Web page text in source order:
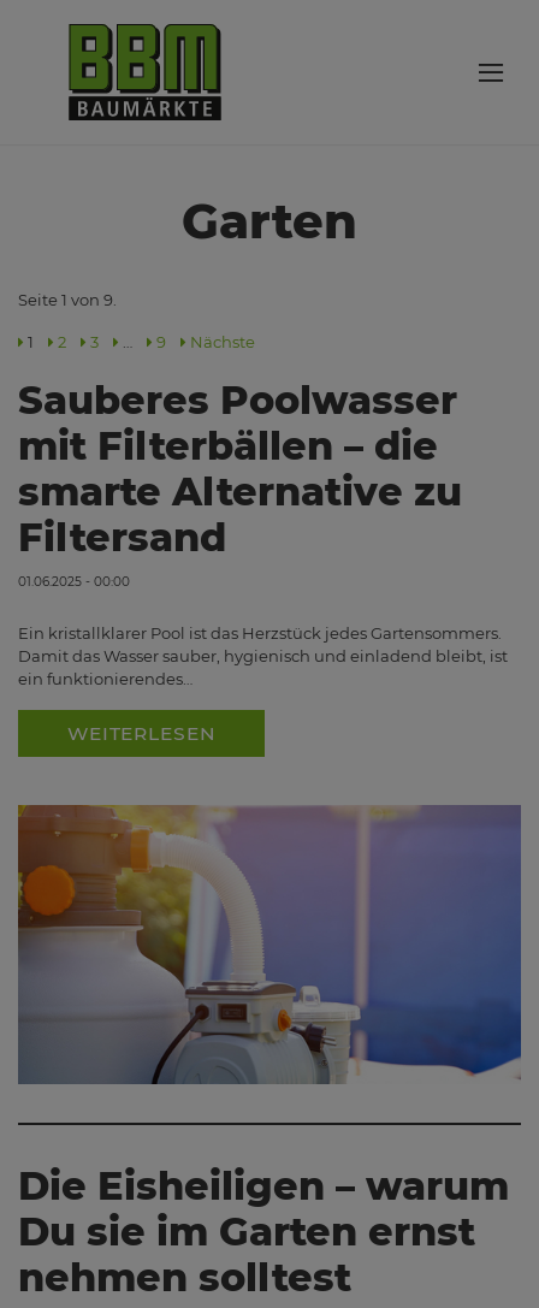
Garten
Seite 1 von 9.
1 2 3 9 Nächste
Sauberes Poolwasser
mit Filterbällen – die
smarte Alternative zu
Filtersand
01.06.2025 - 00:00
Ein kristallklarer Pool ist das Herzstück jedes Gartensommers.
Damit das Wasser sauber, hygienisch und einladend bleibt, ist
ein funktionierendes…
WEITERLESEN
Die Eisheiligen – warum
Du sie im Garten ernst
nehmen solltest